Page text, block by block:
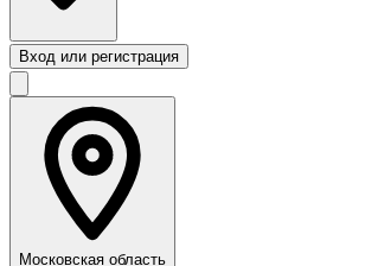
Вход или регистрация
Московская область